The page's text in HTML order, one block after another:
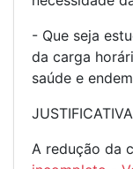
- Que seja
da carga
saúde e
A redução da